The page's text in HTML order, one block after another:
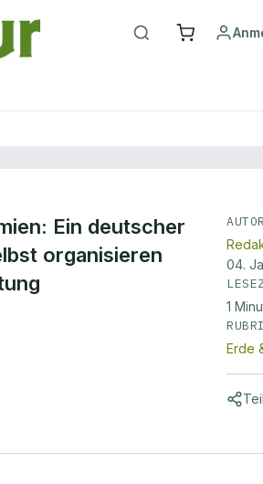
Ein deutscher
organisieren
AUTOR
04.
1
Erde